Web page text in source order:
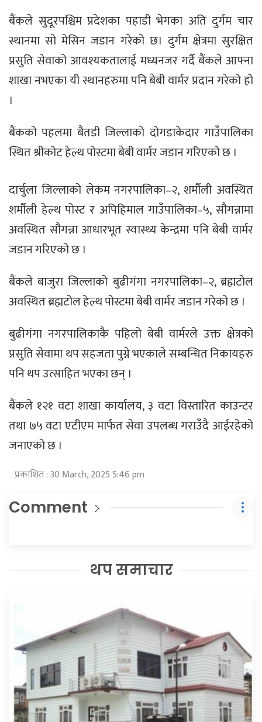
बैंकले सुदूरपश्चिम प्रदेशका पहाडी भेगका अति दुर्गम चार
स्थानमा सो मेसिन जडान गरेको छ। दुर्गम क्षेत्रमा सुरक्षित
प्रसुति सेवाको आवश्यकतालाई मध्यनजर गर्दै बैंकले आफ्ना
शाखा नभएका यी स्थानहरुमा पनि बेबी वार्मर प्रदान गरेको हो
।
बैंकको पहलमा बैतडी जिल्लाको दोगडाकेदार गाउँपालिका
स्थित श्रीकोट हेल्थ पोस्टमा बेबी वार्मर जडान गरिएको छ ।
दार्चुला जिल्लाको लेकम नगरपालिका–२, शर्मौली अवस्थित
शर्मौली हेल्थ पोस्ट र अपिहिमाल गाउँपालिका–५, सौगन्नामा
अवस्थित सौगन्ना आधारभूत स्वास्थ्य केन्द्रमा पनि बेबी वार्मर
जडान गरिएको छ ।
बैंकले बाजुरा जिल्लाको बुढीगंगा नगरपालिका–२, ब्रह्मटोल
अवस्थित ब्रह्मटोल हेल्थ पोस्टमा बेबी वार्मर जडान गरेको छ ।
बुढीगंगा नगरपालिकाकै पहिलो बेबी वार्मरले उक्त क्षेत्रको
प्रसुति सेवामा थप सहजता पुग्ने भएकाले सम्बन्धित निकायहरु
पनि थप उत्साहित भएका छन् ।
बैंकले १२१ वटा शाखा कार्यालय, ३ वटा विस्तारित काउन्टर
तथा ७५ वटा एटीएम मार्फत सेवा उपलब्ध गराउँदै आईरहेको
जनाएको छ ।
प्रकाशित : 30 March, 2025 5:46 pm
Comment
थप समाचार